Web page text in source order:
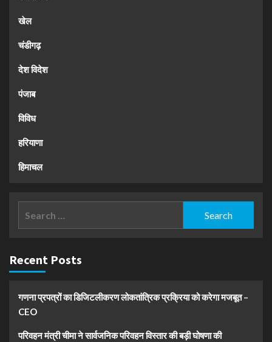
खेल
चंडीगढ़
देश विदेश
पंजाब
विविध
हरियाणा
हिमाचल
Recent Posts
गणना प्रपत्रों का डिजिटलीकरण लोकतांत्रिक प्रक्रिया को करेगा मजबूत –
CEO
परिवहन मंत्री चीमा ने सार्वजनिक परिवहन विस्तार की बड़ी घोषणा की